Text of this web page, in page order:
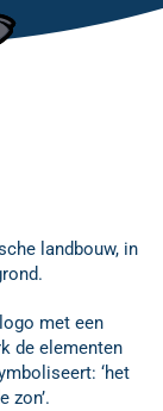
landbouw, in
met een
de elementen
‘het
zon’.